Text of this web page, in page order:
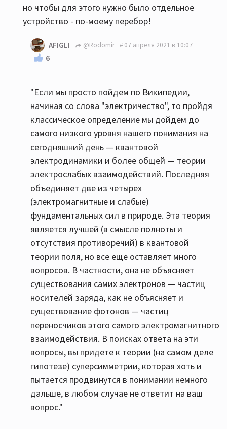
но чтобы для этого нужно было отдельное
устройство - по-моему перебор!
AFIGLI @Rodomir 07 апреля 2021 в 10:07
6
"Если мы просто пойдем по Википедии,
начиная со слова "электричество", то пройдя
классическое определение мы дойдем до
самого низкого уровня нашего понимания на
сегодняшний день — квантовой
электродинамики и более общей — теории
электрослабых взаимодействий. Последняя
объединяет две из четырех
(электромагнитные и слабые)
фундаментальных сил в природе. Эта теория
является лучшей (в смысле полноты и
отсутствия противоречий) в квантовой
теории поля, но все еще оставляет много
вопросов. В частности, она не объясняет
существования самих электронов — частиц
носителей заряда, как не объясняет и
существование фотонов — частиц
переносчиков этого самого электромагнитного
взаимодействия. В поисках ответа на эти
вопросы, вы придете к теории (на самом деле
гипотезе) суперсимметрии, которая хоть и
пытается продвинутся в понимании немного
дальше, в любом случае не ответит на ваш
вопрос."